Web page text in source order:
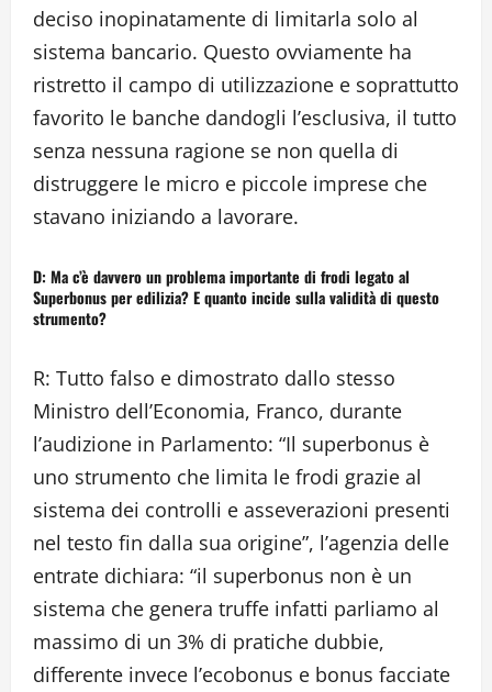
deciso inopinatamente di limitarla solo al
sistema bancario. Questo ovviamente ha
ristretto il campo di utilizzazione e soprattutto
favorito le banche dandogli l’esclusiva, il tutto
senza nessuna ragione se non quella di
distruggere le micro e piccole imprese che
stavano iniziando a lavorare.
D: Ma c’è davvero un problema importante di frodi legato al
Superbonus per edilizia? E quanto incide sulla validità di questo
strumento?
R: Tutto falso e dimostrato dallo stesso
Ministro dell’Economia, Franco, durante
l’audizione in Parlamento: “Il superbonus è
uno strumento che limita le frodi grazie al
sistema dei controlli e asseverazioni presenti
nel testo fin dalla sua origine”, l’agenzia delle
entrate dichiara: “il superbonus non è un
sistema che genera truffe infatti parliamo al
massimo di un 3% di pratiche dubbie,
differente invece l’ecobonus e bonus facciate